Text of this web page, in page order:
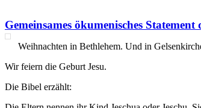
Gemeinsames ökumenisches
Weihnachten in Bethlehem. Und in
Wir feiern die Geburt Jesu.
Die Bibel erzählt: